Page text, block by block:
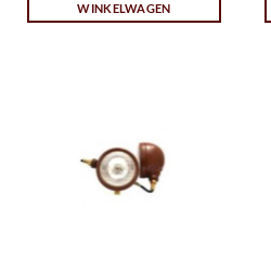
WINKELWAGEN